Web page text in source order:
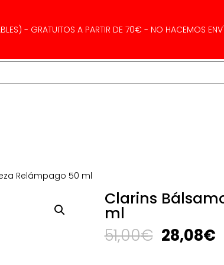
- GRATUITOS A PARTIR DE 70€ - NO HACEMOS
Relámpago 50 ml
Clarins
ml
51,00€ El
precio
28,08€El